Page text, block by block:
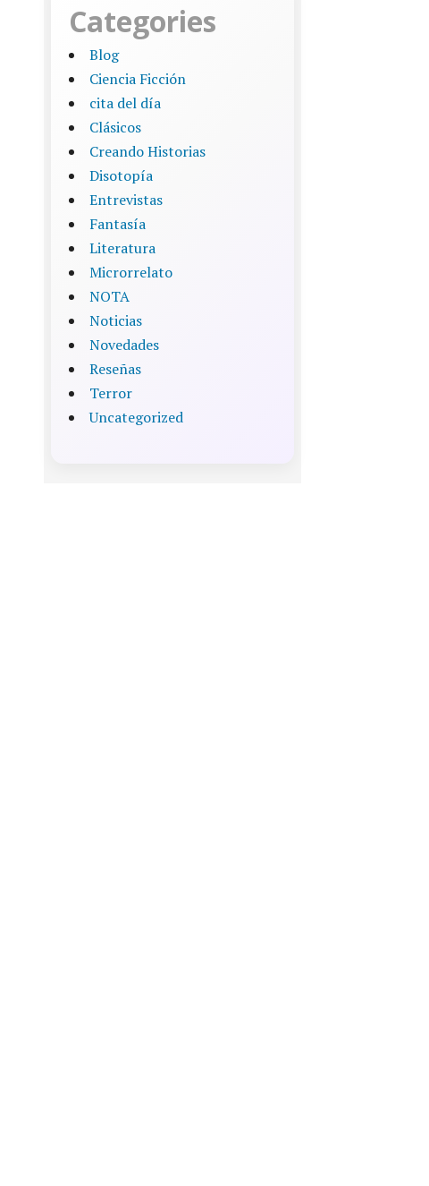
Categories
Blog
Ciencia Ficción
cita del día
Clásicos
Creando Historias
Disotopía
Entrevistas
Fantasía
Literatura
Microrrelato
NOTA
Noticias
Novedades
Reseñas
Terror
Uncategorized